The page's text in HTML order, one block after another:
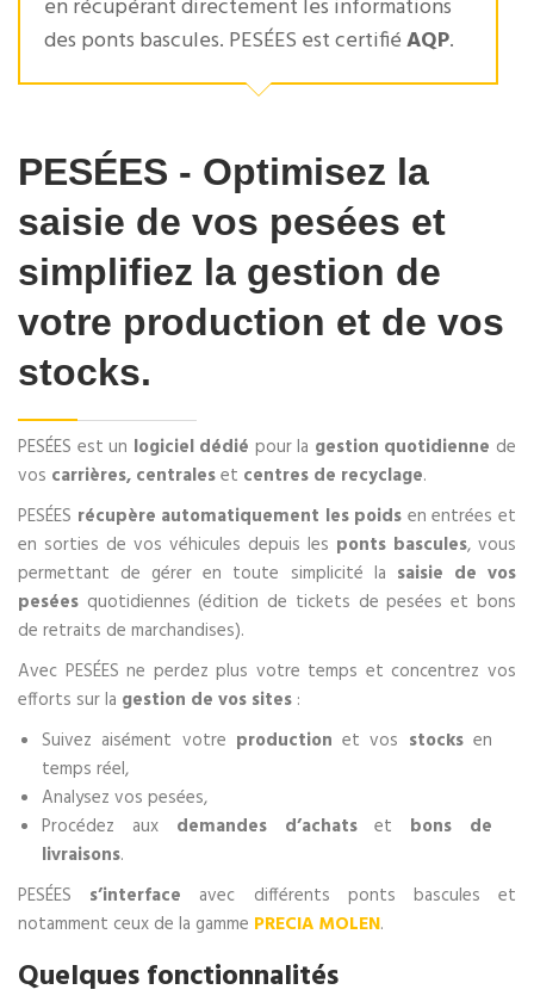
en récupérant directement les informations
des ponts bascules. PESÉES est certifiéAQP.
PESÉES - Optimisez la
saisie de vos pesées et
simplifiez la gestion de
votre production et de vos
stocks.
PESÉES est un logiciel dédié pour la gestion quotidienne de
vos carrières, centraleset centres de recyclage.
PESÉES récupère automatiquement les poids en entrées et
en sorties de vos véhicules depuis les ponts bascules, vous
permettant de gérer en toute simplicité la saisie de vos
pesées quotidiennes (édition de tickets de pesées et bons
de retraits de marchandises).
Avec PESÉES ne perdez plus votre temps et concentrez vos
efforts sur la gestion de vos sites :
Suivez aisément votre production et vos stocksen
temps réel,
Analysez vos pesées,
Procédez aux demandes d’achatset bons de
livraisons.
PESÉES s’interface avec différents ponts bascules et
notamment ceux de la gamme PRECIA MOLEN.
Quelques fonctionnalités